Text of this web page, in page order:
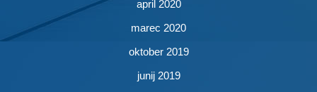
april 2020
marec 2020
oktober 2019
junij 2019